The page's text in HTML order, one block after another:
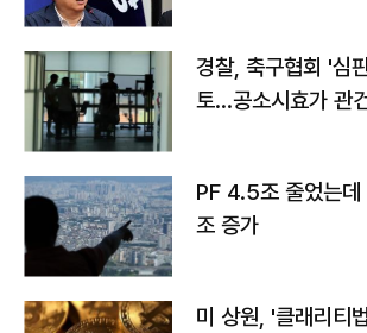
경찰, 축구협회 '심
토…공소시효가 관
PF 4.5조 줄었는데
조 증가
미 상원, '클래리티